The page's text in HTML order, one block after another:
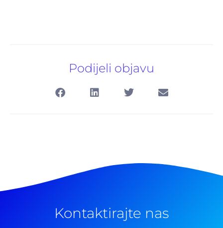
Pretraga
Podijeli objavu
Kontaktirajte nas